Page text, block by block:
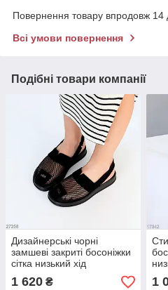
Повернення товару впродовж 14
Всі умови повернення
Подібні товари компанії
Дизайнерські чорні
замшеві закриті босоніжки
сітка низький хід
1 620 ₴ 1